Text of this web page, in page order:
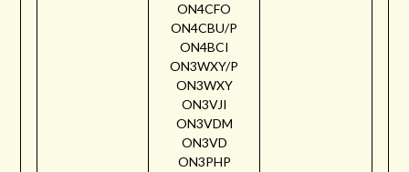
ON4CFO
ON4CBU/P
ON4BCI
ON3WXY/P
ON3WXY
ON3VJI
ON3VDM
ON3VD
ON3PHP